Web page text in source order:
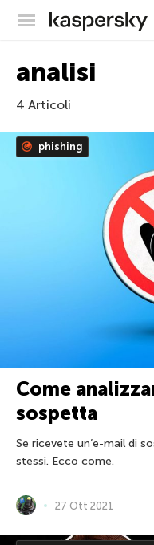
analisi
4 Articoli
phishing
Come
sospetta
Se ricevete un’e-mail di
stessi. Ecco come.
27 Ott 2021